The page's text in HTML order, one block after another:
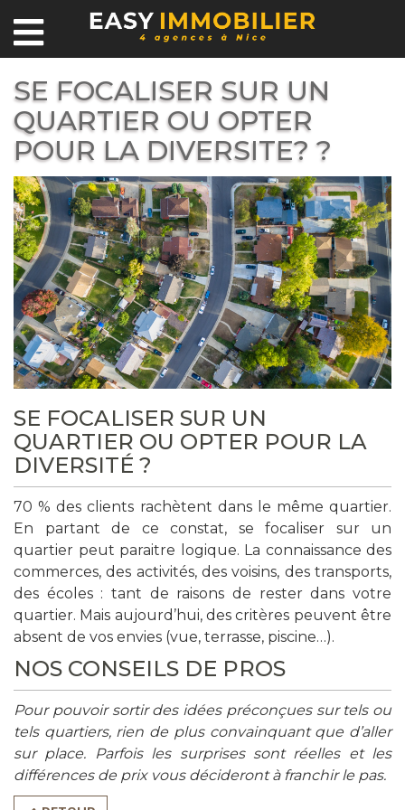
SE FOCALISER SUR UN
QUARTIER OU OPTER
POUR LA DIVERSITE? ?
SE FOCALISER SUR UN
QUARTIER OU OPTER POUR LA
DIVERSITÉ ?
70 % des clients rachètent dans le même quartier.
En partant de ce constat, se focaliser sur un
quartier peut paraitre logique. La connaissance des
commerces, des activités, des voisins, des transports,
des écoles : tant de raisons de rester dans votre
quartier. Mais aujourd’hui, des critères peuvent être
absent de vos envies (vue, terrasse, piscine…).
NOS CONSEILS DE PROS
Pour pouvoir sortir des idées préconçues sur tels ou
tels quartiers, rien de plus convainquant que d’aller
sur place. Parfois les surprises sont réelles et les
différences de prix vous décideront à franchir le pas.